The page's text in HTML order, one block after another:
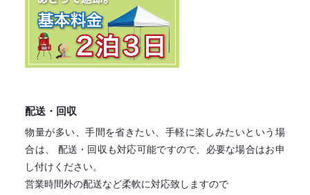
配送・回収
物量が多い、手間を省きたい、手軽に楽しみたいという場
合は、
配送・回収も対応可能ですので、必要な場合はお申
し付けください。
営業時間外の配送など柔軟に対応致しますので